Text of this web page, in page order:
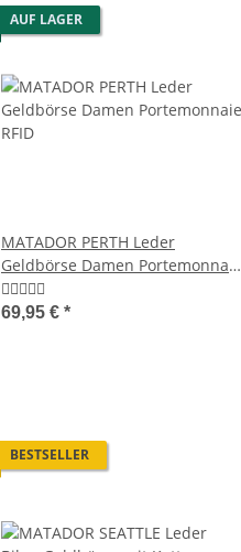
AUF LAGER
MATADOR PERTH Leder
Geldbörse Damen Portemonnaie
RFID
69,95 € *
BESTSELLER